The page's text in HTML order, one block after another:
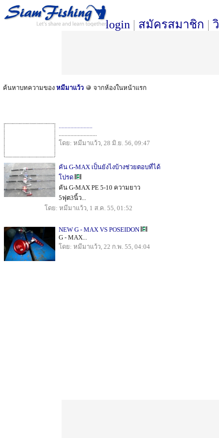
login | สมัครสมาชิก |
ค้นหาบทความของ หมีมาแว้ว จากห้องในหน้าแรก
.......................
..........................
โดย: หมีมาแว้ว, 28 มิ.ย. 56, 09:47
คัน G-MAX เป็นยังไงบ้างช่วยตอบที่ได้
โปรด
คัน G-MAX PE 5-10 ความยาว
5ฟุต3นิ้ว...
โดย: หมีมาแว้ว, 1 ส.ค. 55, 01:52
NEW G - MAX VS POSEIDON
G - MAX...
โดย: หมีมาแว้ว, 22 ก.พ. 55, 04:04